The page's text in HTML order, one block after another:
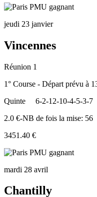
jeudi 23 janvier
Vincennes
Réunion 1
1° Course - Départ prévu à
Quinte
6-2-12-10-4-5-3-7
2.0 €-NB de fois la mise: 56
3451.40 €
mardi 28 avril
Chantilly